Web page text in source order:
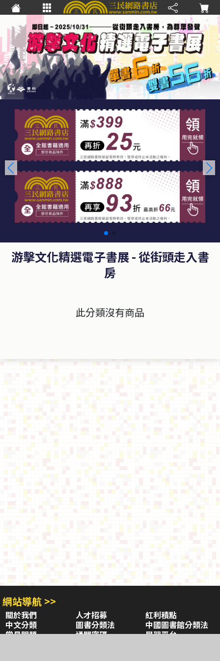
游擊文化精選電子書展- 從街頭走入書
房
此分類沒有商品
網站導航 >>
關於我們 人才招募
紅利積點
中文分類
圖書分類法
中國圖書館分類法
常見問題
通關密碼
學習平台